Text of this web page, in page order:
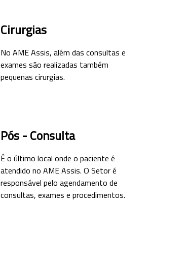
Cirurgias
No AME Assis, além das consultas e
exames são realizadas também
pequenas cirurgias.
Pós - Consulta
É o último local onde o paciente é
atendido no AME Assis. O Setor é
responsável pelo agendamento de
consultas, exames e procedimentos.